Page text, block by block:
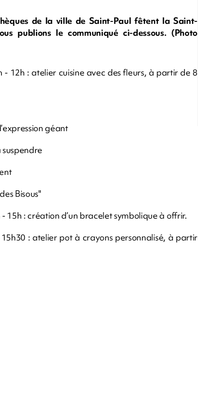
de la ville de Saint-Paul fêtent la Saint-
publions le communiqué ci-dessous. (Photo
12h : atelier cuisine avec des fleurs, à partir de 8
géant
Bisous"
15h : création d’un bracelet symbolique à offrir.
: atelier pot à crayons personnalisé, à partir